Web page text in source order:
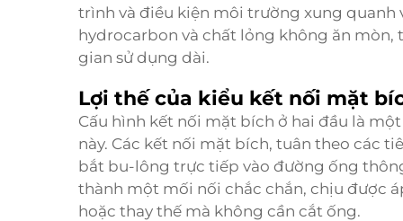
trình và điều kiện môi trường xung quanh
hydrocarbon và chất lỏng không ăn
gian sử dụng dài.
Lợi thế của kiểu kết nối mặt
Cấu hình kết nối mặt bích ở hai đầu là
này. Các kết nối mặt bích, tuân theo các
bắt bu-lông trực tiếp vào đường ống
thành một mối nối chắc chắn, chịu được
hoặc thay thế mà không cần cắt ống.